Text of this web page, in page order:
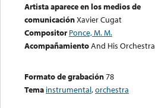
Artista aparece en los medios de
comunicaciónXavier Cugat
Compositor Ponce, M. M.
AcompañamientoAnd His Orchestra
Formato de grabación78
Tema instrumental,orchestra